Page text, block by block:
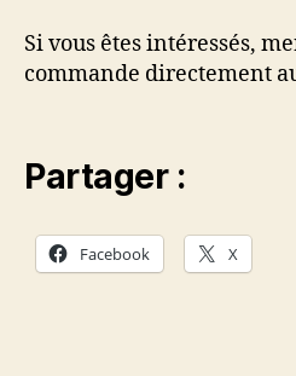
Si vous êtes intéressés,
commande directement
Partager :
Facebook X